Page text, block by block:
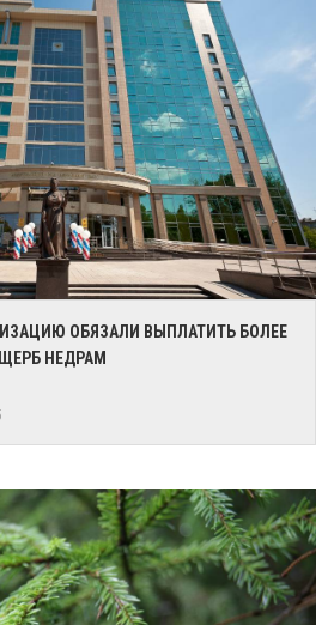
ОБЯЗАЛИ ВЫПЛАТИТЬ БОЛЕЕ
НЕДРАМ